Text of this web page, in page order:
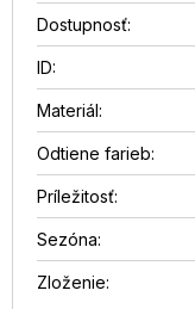
Dostupnosť:
ID:
Materiál:
Odtiene farieb:
Príležitosť:
Sezóna:
Zloženie: